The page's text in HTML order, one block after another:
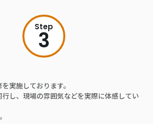
Step
3
実施しております。
し、現場の雰囲気などを実際に体感してい